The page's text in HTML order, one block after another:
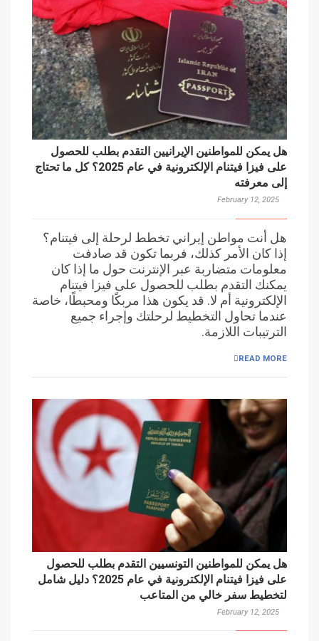
هل يمكن للمواطنين الإيرانيين التقدم بطلب للحصول
على فيزا فيتنام الإلكترونية في عام 2025؟ كل ما تحتاج
إلى معرفته
February 12, 2025
هل أنت مواطن إيراني تخطط لرحلة إلى فيتنام؟
إذا كان الأمر كذلك، فربما تكون قد صادفت
معلومات متضاربة عبر الإنترنت حول ما إذا كان
يمكنك التقدم بطلب للحصول على فيزا فيتنام
الإلكترونية أم لا. قد يكون هذا مربكًا ومحبطًا، خاصة
عندما تحاول التخطيط لرحلتك وإجراء جميع
الترتيبات اللازمة.
READ MORE
هل يمكن للمواطنين التونسيين التقدم بطلب للحصول
على فيزا فيتنام الإلكترونية في عام 2025؟ دليل شامل
لتخطيط سفر خالي من المتاعب
February 12, 2025